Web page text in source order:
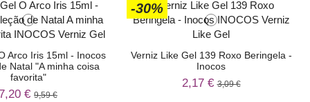
Arco Iris 15ml - Inocos
Natal "A minha coisa
favorita"
€9,59 €
-30%
Verniz Like Gel 139 Roxo Beringela -
Inocos
2,17 €3,09 €